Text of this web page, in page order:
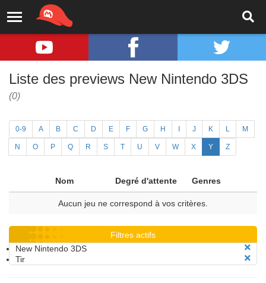
Liste des previews New Nintendo 3DS
(0)
0-9 A B C D E F G H J K L M
N O P Q R S T U V W X Y Z
Nom Degré d'attente Genres
Aucun jeu ne correspond à vos critères.
Filtres actifs
New Nintendo 3DS
Tir